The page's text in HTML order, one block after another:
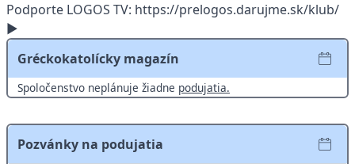
Podporte LOGOS TV: https://prelogos.darujme.sk/klub/
►
Gréckokatolícky magazín
Spoločenstvo neplánuje žiadne podujatia.
Pozvánky na podujatia